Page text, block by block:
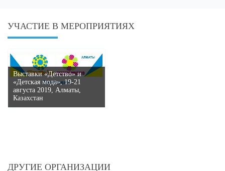
УЧАСТИЕ В МЕРОПРИЯТИЯХ
Выставки «Детство» и
«Детская мода», 19-21
августа 2019, Алматы,
Казахстан
ДРУГИЕ ОРГАНИЗАЦИИ